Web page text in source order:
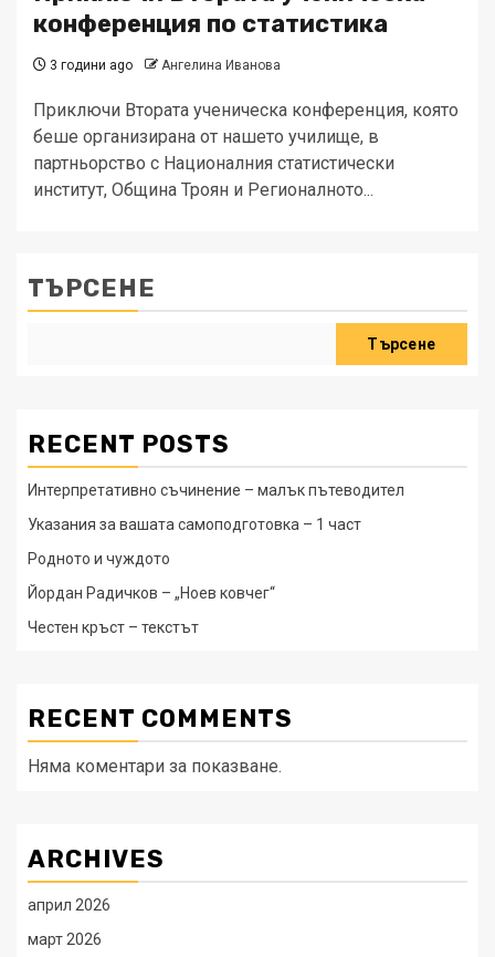
конференция по статистика
3 години ago Ангелина Иванова
Приключи Втората ученическа конференция, която
беше организирана от нашето училище, в
партньорство с Националния статистически
институт, Община Троян и Регионалното...
ТЪРСЕНЕ
Търсене
RECENT POSTS
Интерпретативно съчинение – малък пътеводител
Указания за вашата самоподготовка – 1 част
Родното и чуждото
Йордан Радичков – „Ноев ковчег“
Честен кръст – текстът
RECENT COMMENTS
Няма коментари за показване.
ARCHIVES
април 2026
март 2026